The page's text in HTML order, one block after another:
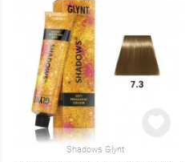
Shadows Glynt